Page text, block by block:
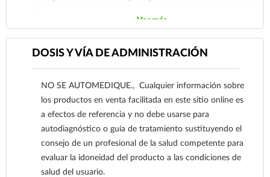
Ver más
DOSIS Y VÍA DE ADMINISTRACIÓN
NO SE AUTOMEDIQUE., Cualquier información sobre
los productos en venta facilitada en este sitio online es
a efectos de referencia y no debe usarse para
autodiagnóstico o guía de tratamiento sustituyendo el
consejo de un profesional de la salud competente para
evaluar la idoneidad del producto a las condiciones de
salud del usuario.